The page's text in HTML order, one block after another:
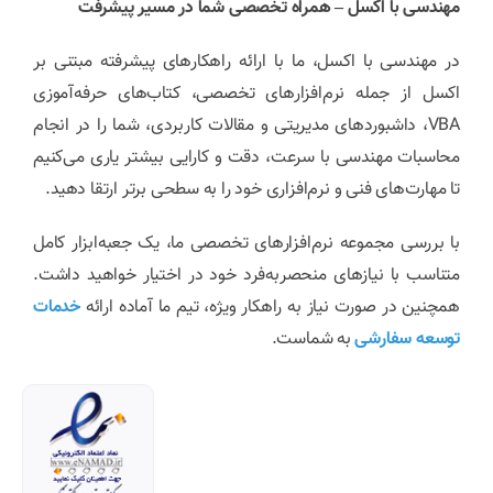
مهندسی با اکسل – همراه تخصصی شما در مسیر پیشرفت
در مهندسی با اکسل، ما با ارائه راهکارهای پیشرفته مبتنی بر
اکسل از جمله نرم‌افزارهای تخصصی، کتاب‌های حرفه‌آموزی
VBA، داشبوردهای مدیریتی و مقالات کاربردی، شما را در انجام
محاسبات مهندسی با سرعت، دقت و کارایی بیشتر یاری می‌کنیم
تا مهارت‌های فنی و نرم‌افزاری خود را به سطحی برتر ارتقا دهید.
با بررسی مجموعه نرم‌افزارهای تخصصی ما، یک جعبه‌ابزار کامل
متناسب با نیازهای منحصربه‌فرد خود در اختیار خواهید داشت.
همچنین در صورت نیاز به راهکار ویژه، تیم ما آماده ارائهخدمات
توسعه سفارشیبه شماست.